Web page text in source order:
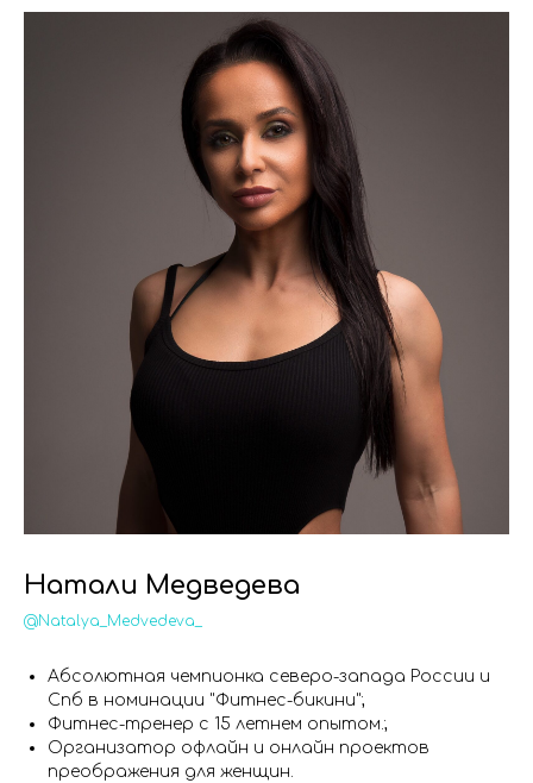
Натали Медведева
@Natalya_Medvedeva_
Абсолютная чемпионка северо-запада России и
Спб в номинации "Фитнес-бикини";
Фитнес-тренер с 15 летнем опытом.;
Организатор офлайн и онлайн проектов
преображения для женщин.